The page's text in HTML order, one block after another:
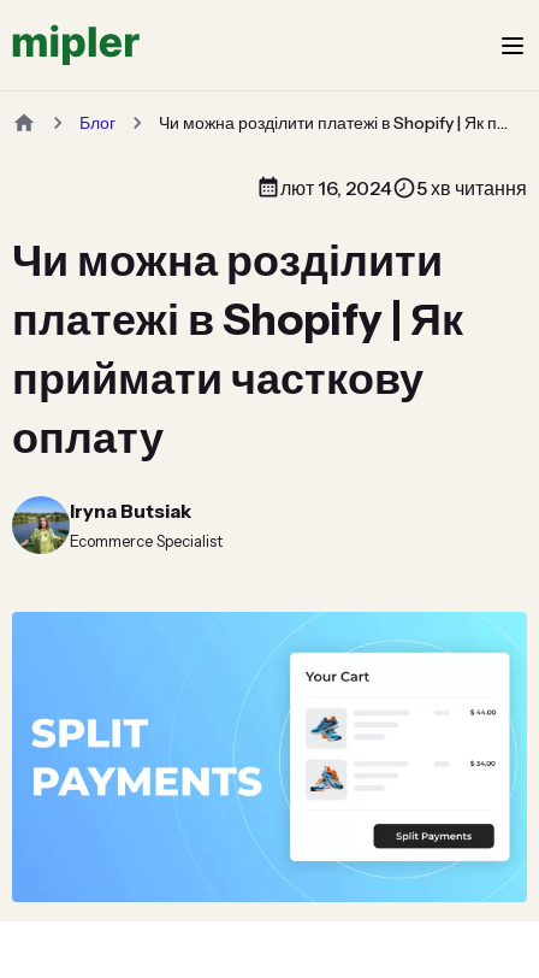
Блог Чи можна розділити платежі в Shopify | Як приймати часткову оплату
лют 16, 2024 5 хв читання
Чи можна розділити
платежі в Shopify | Як
приймати часткову
оплату
Iryna Butsiak
Ecommerce Specialist